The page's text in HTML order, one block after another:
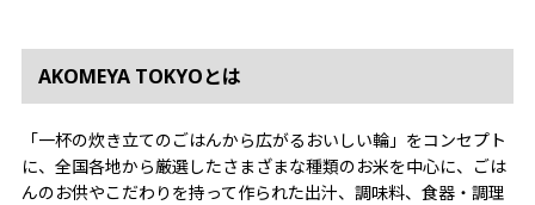
AKOMEYA TOKYOとは
「一杯の炊き立てのごはんから広がるおいしい輪」をコンセプト
に、全国各地から厳選したさまざまな種類のお米を中心に、ごは
んのお供やこだわりを持って作られた出汁、調味料、食器・調理